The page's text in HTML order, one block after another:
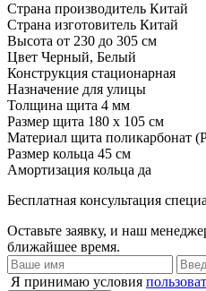
Страна производитель Китай
Страна изготовитель Китай
Высота от 230 до 305 см
Цвет Черный, Белый
Конструкция стационарная
Назначение для улицы
Толщина щита 4 мм
Размер щита 180 х 105 см
Материал щита поликарбонат
Размер кольца 45 см
Амортизация кольца да
Бесплатная консультация
Оставьте заявку, и наш
ближайшее время.
Я принимаю условия